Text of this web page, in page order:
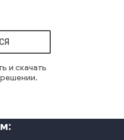
и скачать